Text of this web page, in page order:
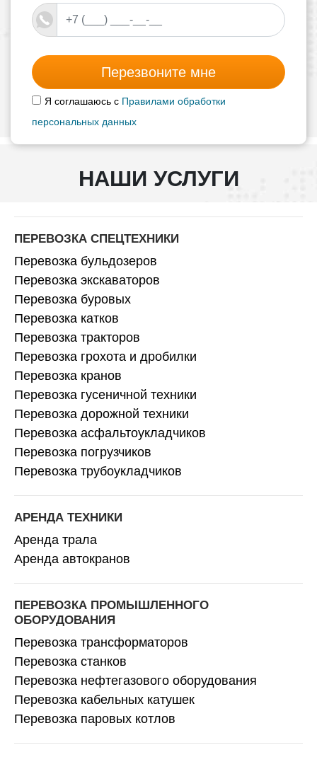
Перезвоните мне
Я соглашаюсь с Правилами обработки
персональных данных
НАШИ УСЛУГИ
ПЕРЕВОЗКА СПЕЦТЕХНИКИ
Перевозка бульдозеров
Перевозка экскаваторов
Перевозка буровых
Перевозка катков
Перевозка тракторов
Перевозка грохота и дробилки
Перевозка кранов
Перевозка гусеничной техники
Перевозка дорожной техники
Перевозка асфальтоукладчиков
Перевозка погрузчиков
Перевозка трубоукладчиков
АРЕНДА ТЕХНИКИ
Аренда трала
Аренда автокранов
ПЕРЕВОЗКА ПРОМЫШЛЕННОГО
ОБОРУДОВАНИЯ
Перевозка трансформаторов
Перевозка станков
Перевозка нефтегазового оборудования
Перевозка кабельных катушек
Перевозка паровых котлов